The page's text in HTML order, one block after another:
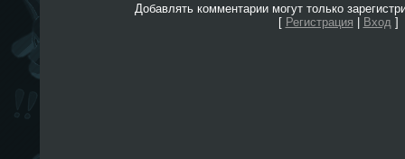
Добавлять комментарии могут только
[ Регистрация | Вход ]